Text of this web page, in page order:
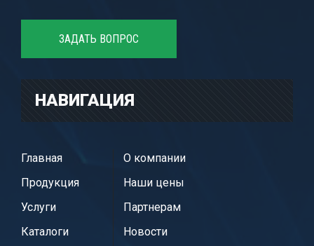
ЗАДАТЬ ВОПРОС
НАВИГАЦИЯ
Главная
Продукция
Услуги
Каталоги
О компании
Наши цены
Партнерам
Новости